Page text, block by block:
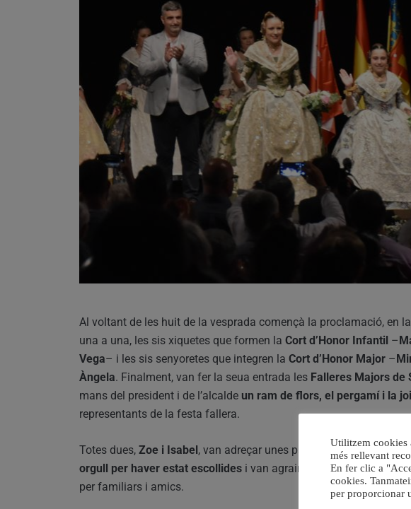
Al voltant de les huit de la vesprada començà la proclamació, en
una a una, les sis xiquetes que formen la Cort d’Honor Infantil –
Vega– i les sis senyoretes que integren la Cort d’Honor Major –
Àngela. Finalment, van fer la seua entrada les Falleres Majors de
mans del president i de l’alcalde un ram de flors, el pergamí i la
representants de la festa fallera.
Totes dues, Zoe i Isabel , van adreçar unes paraules als
orgull per haver estat escollides i van agrair la confiança
per familiars i amics.
Utilitzem cookies
més rellevant
En fer clic a
cookies.
per proporcionar